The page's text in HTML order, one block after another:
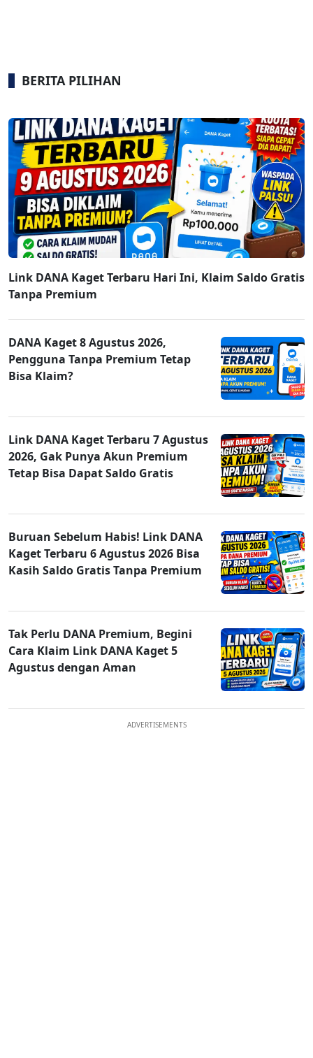
BERITA PILIHAN
Link DANA Kaget Terbaru Hari Ini, Klaim Saldo Gratis
Tanpa Premium
DANA Kaget 8 Agustus 2026,
Pengguna Tanpa Premium Tetap
Bisa Klaim?
Link DANA Kaget Terbaru 7 Agustus
2026, Gak Punya Akun Premium
Tetap Bisa Dapat Saldo Gratis
Buruan Sebelum Habis! Link DANA
Kaget Terbaru 6 Agustus 2026 Bisa
Kasih Saldo Gratis Tanpa Premium
Tak Perlu DANA Premium, Begini
Cara Klaim Link DANA Kaget 5
Agustus dengan Aman
ADVERTISEMENTS